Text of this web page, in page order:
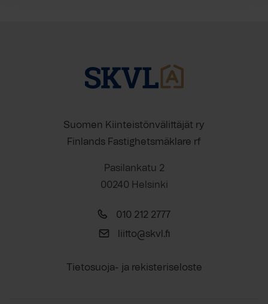
Suomen Kiinteistönvälittäjät ry
Finlands Fastighetsmäklare rf
Pasilankatu 2
00240 Helsinki
010 212 2777
liitto@skvl.fi
Tietosuoja- ja rekisteriseloste